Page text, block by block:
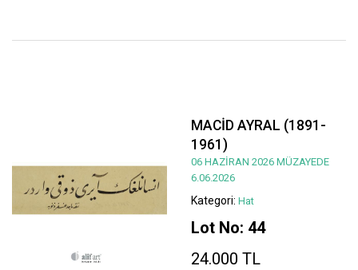
MACİD AYRAL (1891-
1961)
06 HAZİRAN 2026 MÜZAYEDE
6.06.2026
Kategori: Hat
Lot No: 44
24.000 TL